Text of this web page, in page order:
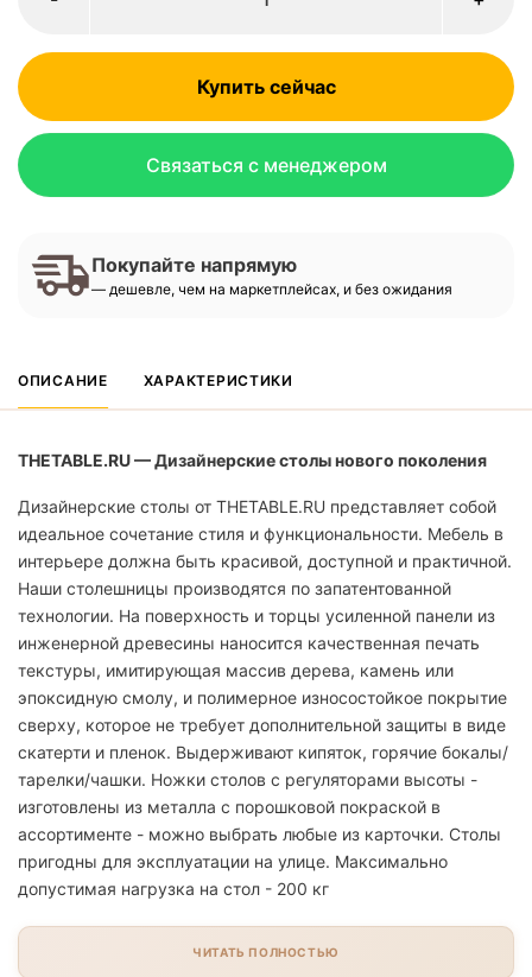
Купить сейчас
Связаться с менеджером
Покупайте напрямую
— дешевле, чем на маркетплейсах, и без ожидания
ОПИСАНИЕ ХАРАКТЕРИСТИКИ
THETABLE.RU — Дизайнерские столы нового поколения
Дизайнерские столы от THETABLE.RU представляет собой
идеальное сочетание стиля и функциональности. Мебель в
интерьере должна быть красивой, доступной и практичной.
Наши столешницы производятся по запатентованной
технологии. На поверхность и торцы усиленной панели из
инженерной древесины наносится качественная печать
текстуры, имитирующая массив дерева, камень или
эпоксидную смолу, и полимерное износостойкое покрытие
сверху, которое не требует дополнительной защиты в виде
скатерти и пленок. Выдерживают кипяток, горячие бокалы/
тарелки/чашки. Ножки столов с регуляторами высоты -
изготовлены из металла с порошковой покраской в
ассортименте - можно выбрать любые из карточки. Столы
пригодны для эксплуатации на улице. Максимально
допустимая нагрузка на стол - 200 кг
ЧИТАТЬ ПОЛНОСТЬЮ